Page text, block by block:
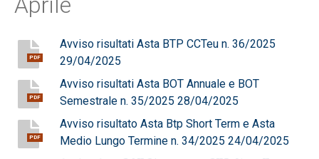
PDF
Avviso risultati Asta BTP CCTeu n. 36/2025
29/04/2025
PDF
Avviso risultati Asta BOT Annuale e BOT
Semestrale n. 35/2025 28/04/2025
PDF
Avviso risultato Asta Btp Short Term e Asta
Medio Lungo Termine n. 34/2025 24/04/2025